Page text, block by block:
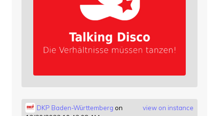
view on instance
DKP Baden-Württemberg on